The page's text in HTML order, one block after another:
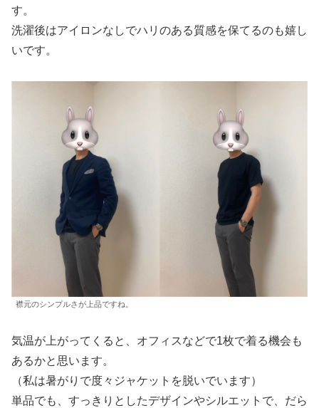
す。
洗濯後はアイロンなしでハリのある質感を保てるのも嬉し
いです。
襟元のシンプルさが上品ですね。
気温が上がってくると、オフィスなどで1枚で着る機会も
あるかと思います。
（私は暑がりで度々ジャケットを脱いでいます）
単品でも、すっきりとしたデザインやシルエットで、だら